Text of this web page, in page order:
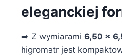
eleganckiej
➡️ Z wymiarami 6,50 x
higrometr jest